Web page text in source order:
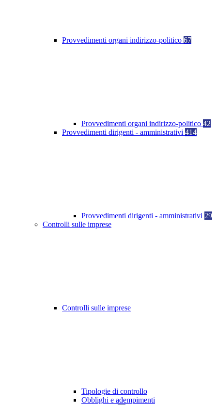
Provvedimenti organi indirizzo-politico 67
Provvedimenti organi indirizzo-politico 42
Provvedimenti dirigenti - amministrativi 414
Provvedimenti dirigenti - amministrativi 29
Controlli sulle imprese
Controlli sulle imprese
Tipologie di controllo
Obblighi e adempimenti